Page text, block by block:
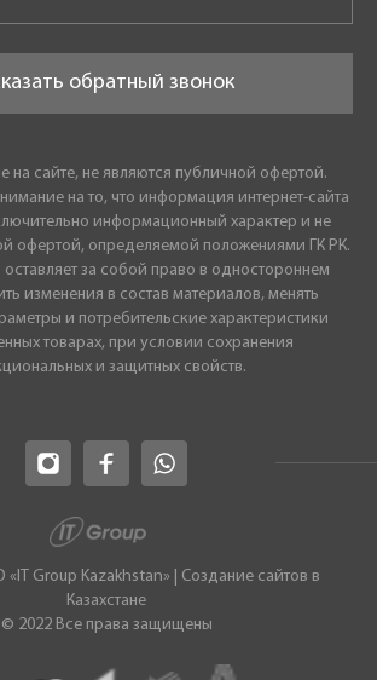
обратный звонок
на сайте, не являются публичной офертой.
на то, что информация интернет-сайта
информационный характер и не
офертой, определяемой положениями ГК РК.
за собой право в одностороннем
изменения в состав материалов, менять
и потребительские характеристики
товарах, при условии сохранения
и защитных свойств.
Group Kazakhstan»
Cоздание сайтов в
Казахстане
© 2022 Все права защищены